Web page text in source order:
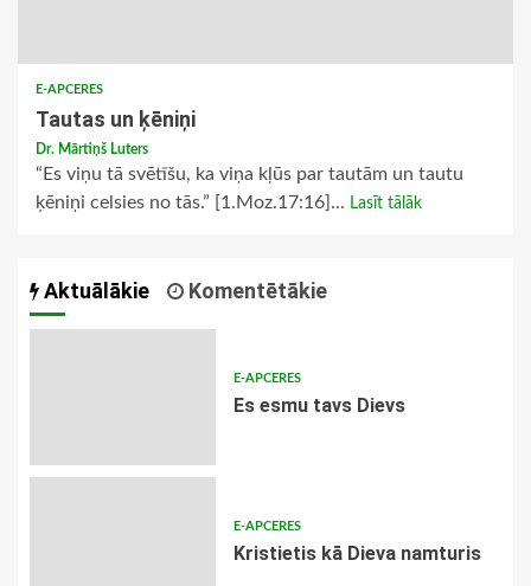
E-APCERES
Tautas un ķēniņi
Dr. Mārtiņš Luters
“Es viņu tā svētīšu, ka viņa kļūs par tautām un tautu
ķēniņi celsies no tās.” [1.Moz.17:16]... Lasīt tālāk
Aktuālākie Komentētākie
E-APCERES
Es esmu tavs Dievs
E-APCERES
Kristietis kā Dieva namturis